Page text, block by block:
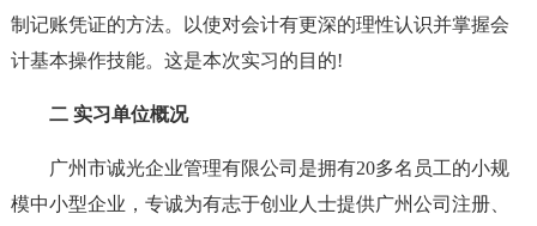
制记账凭证的方法。以使对会计有更深的理性认识并掌握会
计基本操作技能。这是本次实习的目的!
二 实习单位概况
广州市诚光企业管理有限公司是拥有20多名员工的小规
模中小型企业，专诚为有志于创业人士提供广州公司注册、